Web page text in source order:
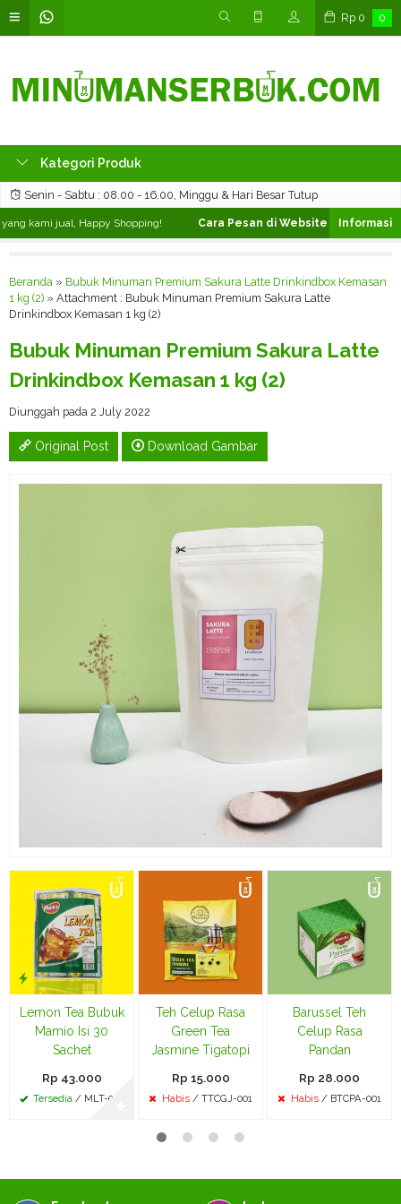
Rp 0 0
Kategori Produk
Senin - Sabtu : 08.00 - 16.00, Minggu & Hari Besar Tutup
kami jual, Happy Shopping! Cara Pesan di Website ❯ Silahkan
Beranda » Bubuk Minuman Premium Sakura Latte Drinkindbox Kemasan
1 kg (2) » Attachment : Bubuk Minuman Premium Sakura Latte
Drinkindbox Kemasan 1 kg (2)
Bubuk Minuman Premium Sakura Latte
Drinkindbox Kemasan 1 kg (2)
Diunggah pada 2 July 2022
Original Post Download Gambar
Lemon Tea Bubuk
Mamio Isi 30
Sachet
Rp 43.000
Tersedia/ MLT-002
Teh Celup Rasa
Green Tea
Jasmine Tigatopi
Rp 15.000
Habis / TTCGJ-001
Barussel Teh
Celup Rasa
Pandan
Rp 28.000
Habis / BTCPA-001